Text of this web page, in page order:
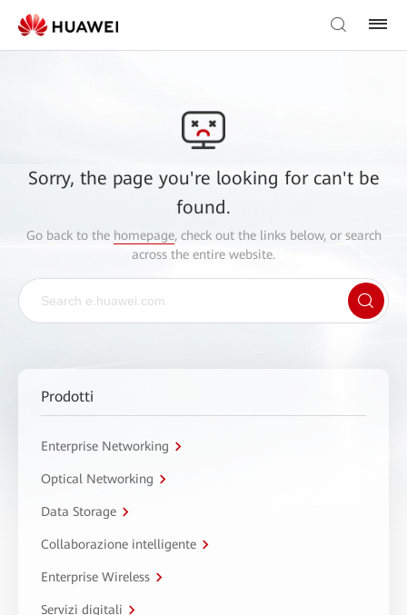
Sorry, the page you're looking for can't be
found.
Go back to the homepage, check out the links below, or search
across the entire website.
Prodotti
Enterprise Networking
Optical Networking
Data Storage
Collaborazione intelligente
Enterprise Wireless
Servizi digitali